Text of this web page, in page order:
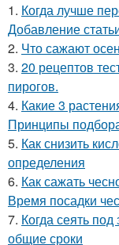
1. Когда лучше
Добавление
2. Что сажают
3. 20 рецептов
пирогов.
4. Какие 3
Принципы
5. Как снизить
определения
6. Как сажать
Время посадки
7. Когда сеять
общие сроки